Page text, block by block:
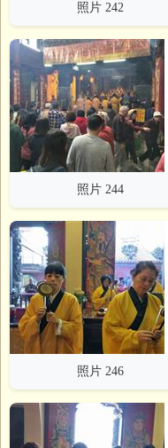
照片 242
照片 244
照片 246